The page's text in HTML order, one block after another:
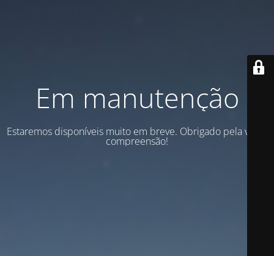
Em manutenção
Estaremos disponíveis muito em breve. Obrigado pela vossa
compreensão!